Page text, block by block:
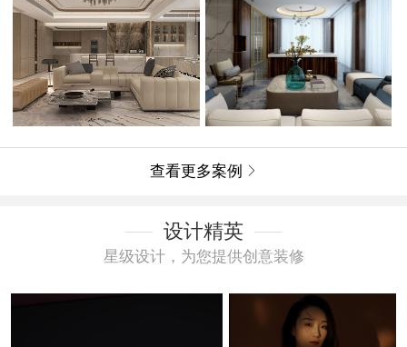
查看更多案例 
设计精英
星级设计，为您提供创意装修